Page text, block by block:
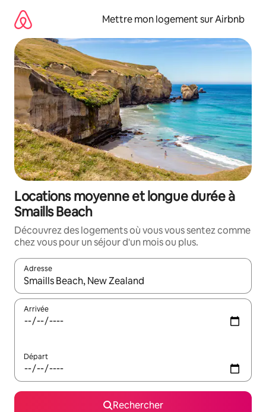
directement
contenu
Mettre mon logement sur Airbnb
Locations moyenne et longue durée à
Smaills Beach
Découvrez des logements où vous vous sentez comme
chez vous pour un séjour d'un mois ou plus.
Adresse
Lorsque les résultats s'affichent, utilisez les flèches vers le
Arrivée
Départ
Rechercher